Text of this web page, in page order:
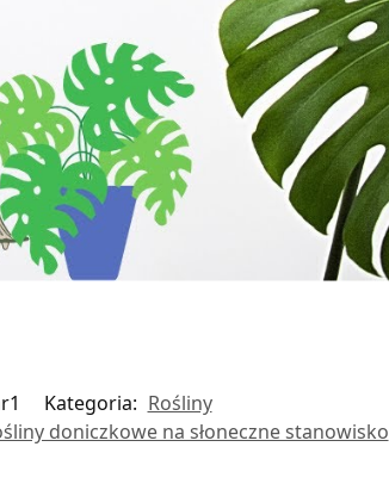
Kategoria: Rośliny
doniczkowe na słoneczne stanowisko